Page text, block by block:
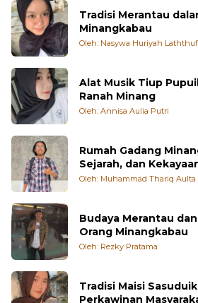
Tradisi Merantau
Minangkabau
Oleh: Nasywa Huriyah Laththuf
Alat Musik Tiup
Ranah Minang
Oleh: Annisa Aulia Putri
Rumah Gadang
Sejarah, dan
Oleh: Muhammad Thariq Aulta
Budaya Merantau
Orang Minangkabau
Oleh: Rezky Pratama
Tradisi Maisi
Perkawinan